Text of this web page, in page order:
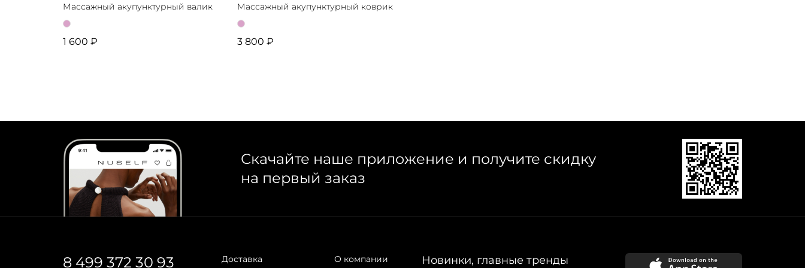
Массажный акупунктурный валик
1 600 ₽
Массажный акупунктурный коврик
3 800 ₽
Скачайте наше приложение и получите скидку
на первый заказ
8 499 372 30 93 Доставка О компании Новинки, главные тренды